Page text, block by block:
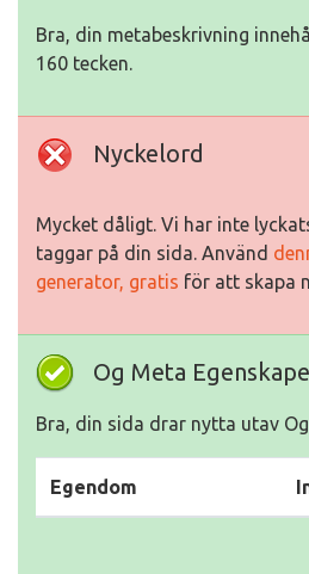
Bra, din metabeskrivning
160 tecken.
Nyckelord
Mycket dåligt. Vi har inte
taggar på din sida. Använd
generator, gratis för att skapa
Og Meta
Bra, din sida drar nytta utav
Egendom